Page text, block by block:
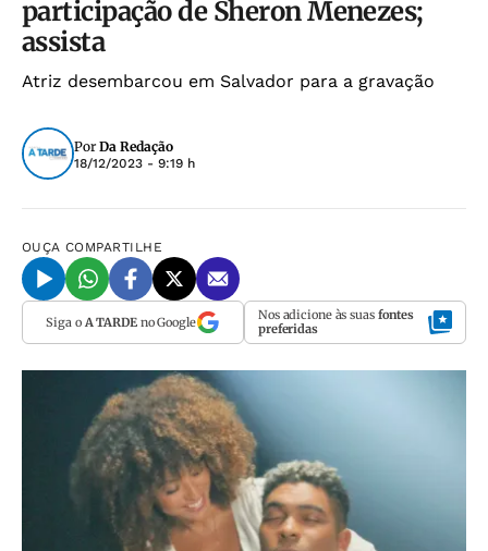
participação de Sheron Menezes;
assista
Atriz desembarcou em Salvador para a gravação
Por Da Redação
18/12/2023 - 9:19 h
OUÇA COMPARTILHE
Siga o A TARDEno Google Nos adicione às suas fontes
preferidas